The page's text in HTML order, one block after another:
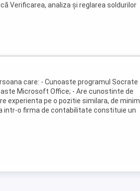
Verificarea, analiza și reglarea soldurilor
...
care: - Cunoaste programul Socrate
Microsoft Office; - Are cunostinte de
experienta pe o pozitie similara, de minim
intr-o firma de contabilitate constituie un